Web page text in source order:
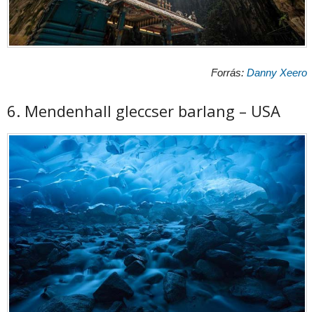
Forrás: Danny Xeero
6. Mendenhall gleccser barlang – USA